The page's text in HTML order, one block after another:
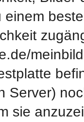
einem
Server)
sie